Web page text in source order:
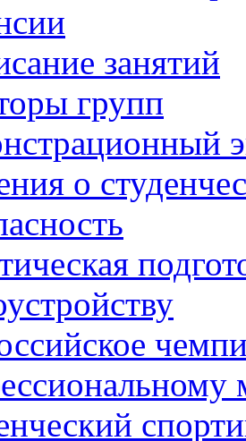
занятий
групп
о